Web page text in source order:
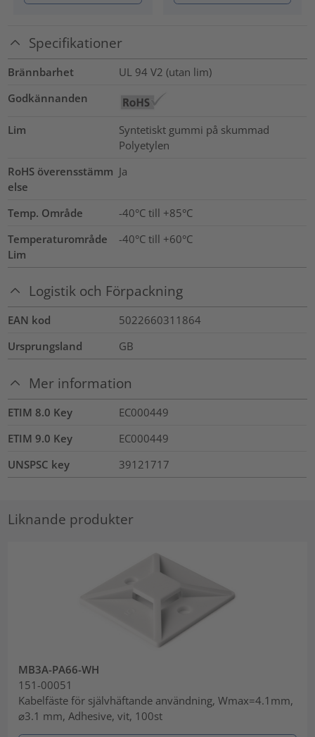
Specifikationer
Brännbarhet
UL 94 V2 (utan lim)
Godkännanden
Lim
Syntetiskt gummi på skummad
Polyetylen
RoHS överensstämm
else
Ja
Temp. Område
-40°C till +85°C
Temperaturområde
Lim
-40°C till +60°C
Logistik och Förpackning
EAN kod
5022660311864
Ursprungsland
GB
Mer information
ETIM 8.0 Key
EC000449
ETIM 9.0 Key
EC000449
UNSPSC key
39121717
Liknande produkter
MB3A-PA66-WH
151-00051
Kabelfäste för självhäftande användning, Wmax=4.1mm,
⌀3.1 mm, Adhesive, vit, 100st